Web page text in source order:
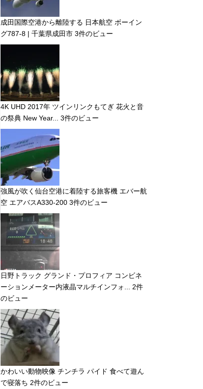
成田国際空港から離陸する 日本航空 ボーイン
グ787-8 | 千葉県成田市 3件のビュー
4K UHD 2017年 ツインリンクもてぎ 花火と音
の祭典 New Year...
3件のビュー
強風が吹く仙台空港に着陸する旅客機 エバー航
空 エアバスA330-200 3件のビュー
日野トラック グランド・プロフィア コンビネ
ーションメーター内液晶マルチインフォ...
2件
のビュー
かわいい動物映像 チンチラ パイド 食べて遊ん
で寝落ち 2件のビュー